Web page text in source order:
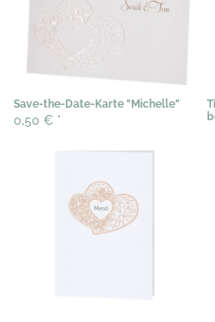
Save-the-Date-Karte "Michelle"
0,50 € *